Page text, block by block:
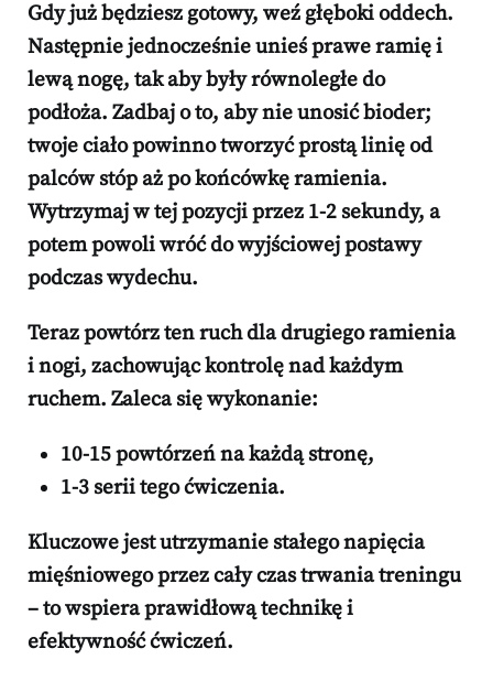
Gdy już będziesz gotowy, weź głęboki oddech.
Następnie jednocześnie unieś prawe ramię i
lewą nogę, tak aby były równoległe do
podłoża. Zadbaj o to, aby nie unosić bioder;
twoje ciało powinno tworzyć prostą linię od
palców stóp aż po końcówkę ramienia.
Wytrzymaj w tej pozycji przez 1-2 sekundy, a
potem powoli wróć do wyjściowej postawy
podczas wydechu.
Teraz powtórz ten ruch dla drugiego ramienia
i nogi, zachowując kontrolę nad każdym
ruchem. Zaleca się wykonanie:
10-15 powtórzeńna każdą stronę,
1-3 seriitego ćwiczenia.
Kluczowejest utrzymanie stałego napięcia
mięśniowego przez cały czas trwania treningu
– to wspiera prawidłową technikę i
efektywność ćwiczeń.